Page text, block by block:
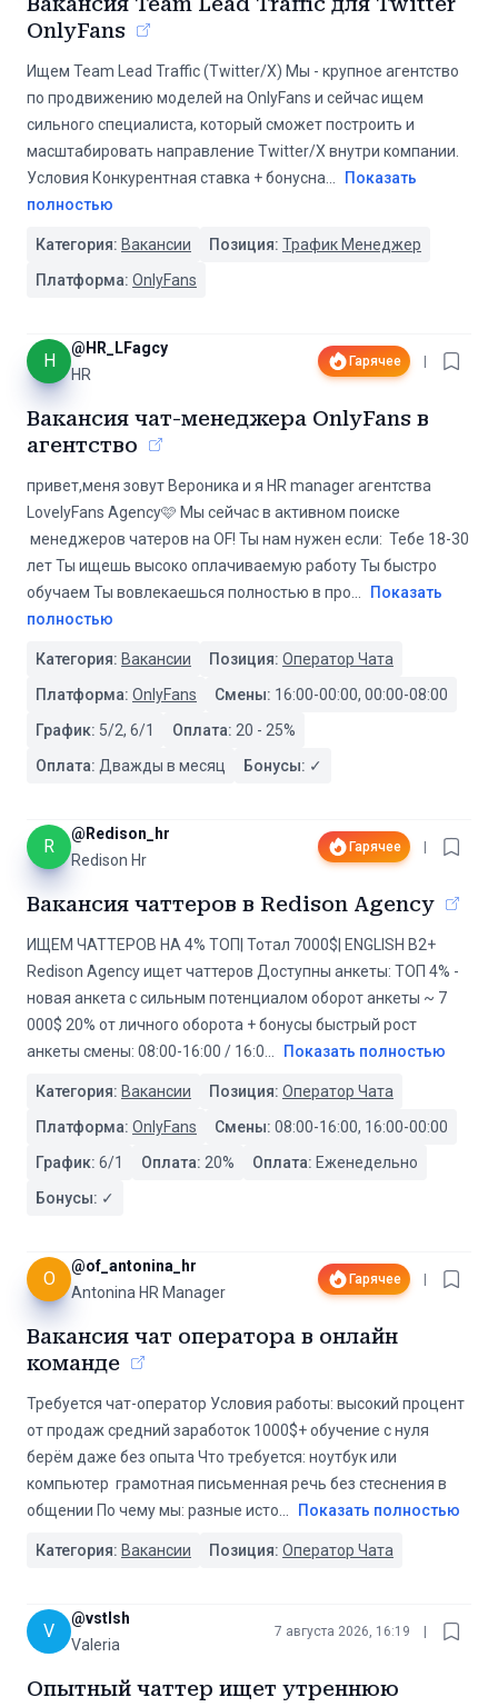
OnlyFans
Ищем Team Lead Traffic (Twitter/X) Мы - крупное агентство
по продвижению моделей на OnlyFans и сейчас ищем
сильного специалиста, который сможет построить и
масштабировать направление Twitter/X внутри компании.
Условия Конкурентная ставка + бонусна
Показать
полностью
Категория: Вакансии Позиция: Трафик Менеджер
Платформа: OnlyFans
H
@ HR_LFagcy
HR
Гарячее
Вакансия чат-менеджера OnlyFans в
агентство
привет,меня зовут Вероника и я HR manager агентства
LovelyFans Agency🩷 Мы сейчас в активном поиске
менеджеров чатеров на OF! Ты нам нужен если: Тебе 18-30
лет Ты ищешь высоко оплачиваемую работу Ты быстро
обучаем Ты вовлекаешься полностью в про
Показать
полностью
Категория: Вакансии Позиция: Оператор Чата
Платформа: OnlyFans Смены: 16:00-00:00, 00:00-08:00
График: 5/2, 6/1 Оплата: 20 - 25%
Оплата: Дважды в месяц Бонусы: ✓
R
@ Redison_hr
Redison Hr
Гарячее
Вакансия чаттеров в Redison Agency
ИЩЕМ ЧАТТЕРОВ НА 4% ТОП| Тотал 7000$| ENGLISH B2+
Redison Agency ищет чаттеров Доступны анкеты: ТОП 4% -
новая анкета с сильным потенциалом оборот анкеты ~ 7
000$ 20% от личного оборота + бонусы быстрый рост
анкеты смены: 08:00-16:00 / 16:0
Показать полностью
Категория: Вакансии Позиция: Оператор Чата
Платформа: OnlyFans Смены: 08:00-16:00, 16:00-00:00
График: 6/1 Оплата: 20% Оплата: Еженедельно
Бонусы: ✓
O
@of_antonina_hr
Antonina HR Manager
Гарячее
Вакансия чат оператора в онлайн
команде
Требуется чат-оператор Условия работы: высокий процент
от продаж средний заработок 1000$+ обучение с нуля
берём даже без опыта Что требуется: ноутбук или
компьютер ️ грамотная письменная речь без стеснения в
общении По чему мы: разные исто
Показать полностью
Категория: Вакансии Позиция: Оператор Чата
V
@vstlsh
Valeria
7 августа 2026, 16:19
Опытный чаттер ищет утреннюю